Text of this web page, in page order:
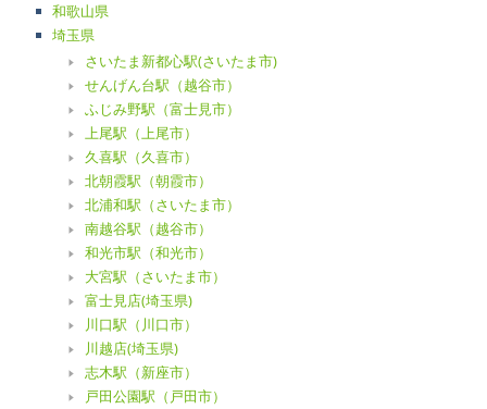
和歌山県
埼玉県
さいたま新都心駅(さいたま市)
せんげん台駅（越谷市）
ふじみ野駅（富士見市）
上尾駅（上尾市）
久喜駅（久喜市）
北朝霞駅（朝霞市）
北浦和駅（さいたま市）
南越谷駅（越谷市）
和光市駅（和光市）
大宮駅（さいたま市）
富士見店(埼玉県)
川口駅（川口市）
川越店(埼玉県)
志木駅（新座市）
戸田公園駅（戸田市）